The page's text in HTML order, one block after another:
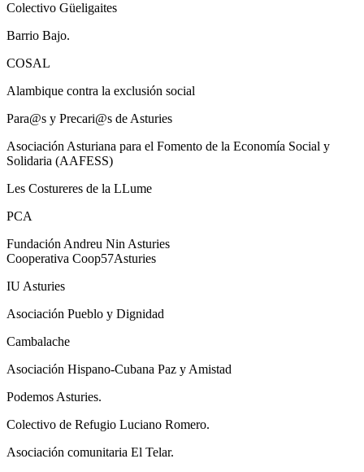
Colectivo Güeligaites
Barrio Bajo.
COSAL
Alambique contra la exclusión social
Para@s y Precari@s de Asturies
Asociación Asturiana para el Fomento de la Economía Social y
Solidaria (AAFESS)
Les Costureres de la LLume
PCA
Fundación Andreu Nin Asturies
Cooperativa Coop57Asturies
IU Asturies
Asociación Pueblo y Dignidad
Cambalache
Asociación Hispano-Cubana Paz y Amistad
Podemos Asturies.
Colectivo de Refugio Luciano Romero.
Asociación comunitaria El Telar.